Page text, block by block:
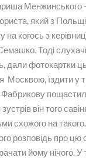
Менжинського
який з
когось з
Тоді
дали фотокартки
Москвою, їздити у
Фабрикову
він того
схожого на такого.
розповідь про цю
йому нічого.